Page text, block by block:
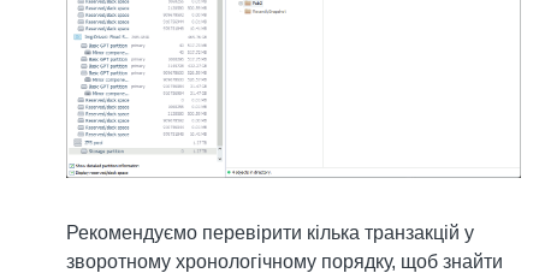
Рекомендуємо перевірити кілька транзакцій у
зворотному хронологічному порядку, щоб знайти